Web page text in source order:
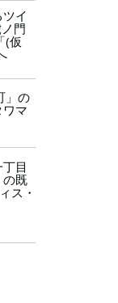
イ
門
(仮
」の
マ
目
の既
ス・